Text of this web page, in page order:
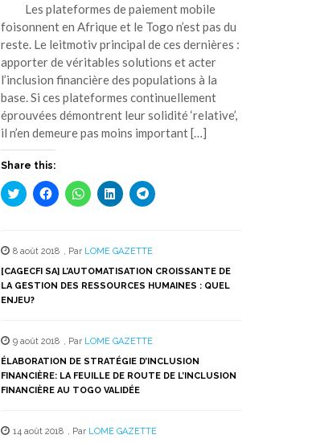
Les plateformes de paiement mobile
foisonnent en Afrique et le Togo n’est pas du
reste. Le leitmotiv principal de ces dernières :
apporter de véritables solutions et acter
l’inclusion financière des populations à la
base. Si ces plateformes continuellement
éprouvées démontrent leur solidité ‘relative’,
il n’en demeure pas moins important […]
Share this:
Cliquez
pour
une
nouvelle
fenêtre)
Cliquez
pour
une
nouvelle
fenêtre)
Cliquez
pour
une
nouvelle
fenêtre)
Cliquez
pour
une
nouvelle
fenêtre)
Cliquez
pour
une
nouvelle
fenêtre)
8 août 2018 , Par LOME GAZETTE
[CAGECFI SA] L’AUTOMATISATION CROISSANTE DE
LA GESTION DES RESSOURCES HUMAINES : QUEL
ENJEU?
9 août 2018 , Par LOME GAZETTE
ÉLABORATION DE STRATÉGIE D’INCLUSION
FINANCIÈRE: LA FEUILLE DE ROUTE DE L’INCLUSION
FINANCIÈRE AU TOGO VALIDÉE
14 août 2018 , Par LOME GAZETTE